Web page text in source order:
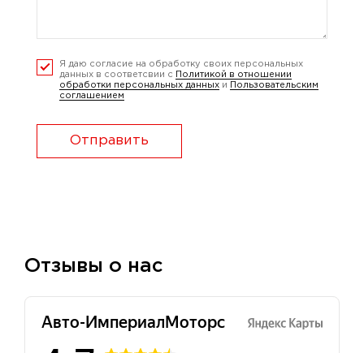
Я даю согласие на обработку своих персональных
данных в соответсвии с
Политикой в отношении
обработки персональных данных и
Пользовательским
соглашением
Отправить
Отзывы о нас